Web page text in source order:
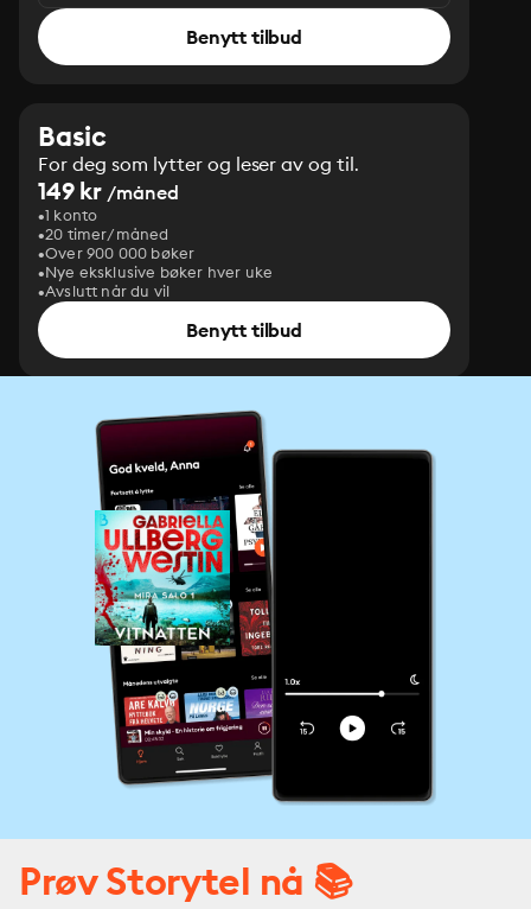
Benytt tilbud
Basic
For deg som lytter og leser av og til.
149 kr /måned
1 konto
20 timer/måned
Over 900 000 bøker
Nye eksklusive bøker hver uke
Avslutt når du vil
Benytt tilbud
Prøv Storytel nå 📚